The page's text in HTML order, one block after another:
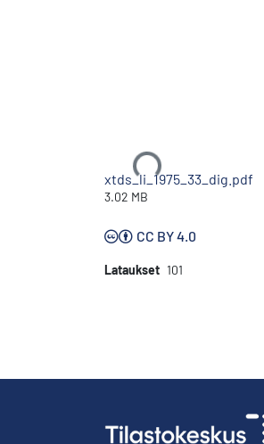
Ladataan...
xtds_li_1975_33_dig.pdf
3.02 MB
CC BY 4.0
Lataukset 101